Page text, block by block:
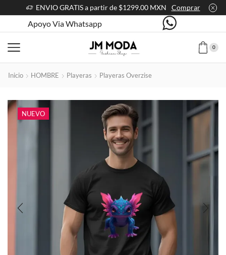
ENVIO GRATIS a partir de $1299.00 MXN Comprar
Apoyo Via Whatsapp
0
Inicio HOMBRE Playeras Playeras Overzise
NUEVO